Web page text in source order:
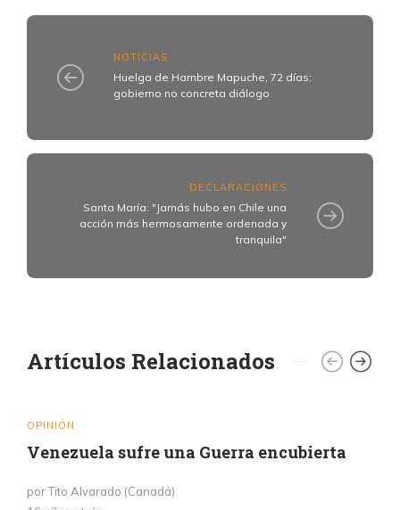
NOTICIAS
Huelga de Hambre Mapuche, 72 días:
gobierno no concreta diálogo
DECLARACIONES
Santa María: "Jamás hubo en Chile una
acción más hermosamente ordenada y
tranquila"
Artículos Relacionados
OPINIÓN
Venezuela sufre una Guerra encubierta
por Tito Alvarado (Canadá)